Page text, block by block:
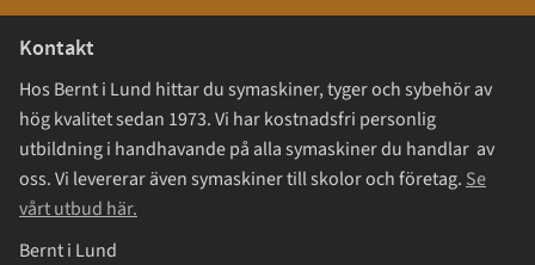
Kontakt
Hos Bernt i Lund hittar du symaskiner, tyger och sybehör av
hög kvalitet sedan 1973. Vi har kostnadsfri personlig
utbildning i handhavande på alla symaskiner du handlar av
oss. Vi levererar även symaskiner till skolor och företag. Se
vårt utbud här.
Bernt i Lund